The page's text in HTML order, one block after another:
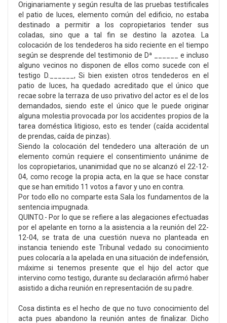
Originariamente y según resulta de las pruebas testificales
el patio de luces, elemento común del edificio, no estaba
destinado a permitir a los copropietarios tender sus
coladas, sino que a tal fin se destino la azotea. La
colocación de los tendederos ha sido reciente en el tiempo
según se desprende del testimonio de Dª ______ e incluso
alguno vecinos no disponen de ellos como sucede con el
testigo D.______, Si bien existen otros tendederos en el
patio de luces, ha quedado acreditado que el único que
recae sobre la terraza de uso privativo del actor es el de los
demandados, siendo este el único que le puede originar
alguna molestia provocada por los accidentes propios de la
tarea doméstica litigioso, esto es tender (caída accidental
de prendas, caída de pinzas).
Siendo la colocación del tendedero una alteración de un
elemento común requiere el consentimiento unánime de
los copropietarios, unanimidad que no se alcanzó el 22-12-
04, como recoge la propia acta, en la que se hace constar
que se han emitido 11 votos a favor y uno en contra.
Por todo ello no comparte esta Sala los fundamentos de la
sentencia impugnada.
QUINTO.- Por lo que se refiere a las alegaciones efectuadas
por el apelante en torno a la asistencia a la reunión del 22-
12-04, se trata de una cuestión nueva no planteada en
instancia teniendo este Tribunal vedado su conocimiento
pues colocaría a la apelada en una situación de indefensión,
máxime si tenemos presente que el hijo del actor que
intervino como testigo, durante su declaración afirmó haber
asistido a dicha reunión en representación de su padre.
Cosa distinta es el hecho de que no tuvo conocimiento del
acta pues abandono la reunión antes de finalizar. Dicho